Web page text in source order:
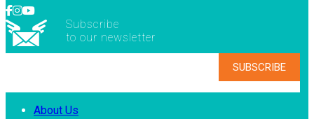
Subscribe
to our newsletter
About Us